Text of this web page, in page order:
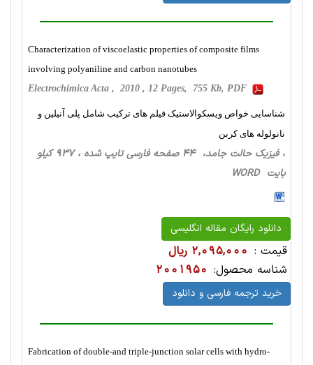
Characterization of viscoelastic properties of composite films
involving polyaniline and carbon nanotubes
Electrochimica Acta , 2010 , 12 Pages, 755 Kb, PDF
شناسایی خواص ویسکوالاستیک فیلم های ترکیب شامل پلی آنیلین و
نانولوله های کربن
، فیزیک حالت‌ جامد، 44 صفحه فارسی تایپ شده ، 937 کیلو
بایت WORD
دانلود رایگان مقاله انگلیسی
قیمت : 2,095,000 ریال
شناسه محصول: 2001950
خرید ترجمه فارسی و دانلود
Fabrication of double-and triple-junction solar cells with hydro-